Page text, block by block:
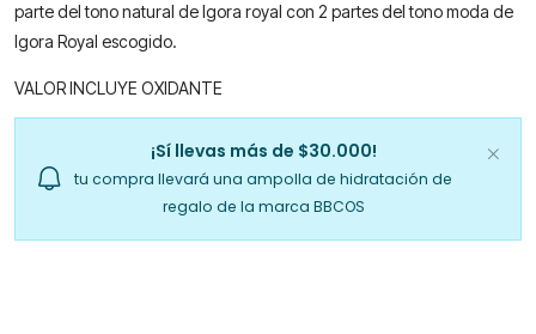
parte del tono natural de Igora royal con 2 partes del tono moda de
Igora Royal escogido.
VALOR INCLUYE OXIDANTE
¡Sí llevas más de $30.000!
tu compra llevará una ampolla de hidratación de
regalo de la marca BBCOS